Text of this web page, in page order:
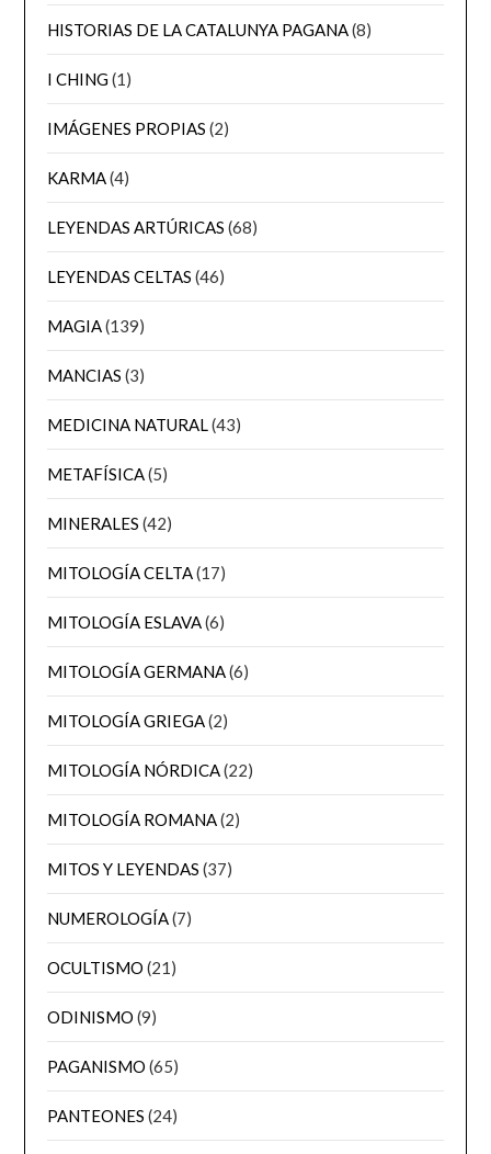
HISTORIAS DE LA CATALUNYA PAGANA(8)
I CHING(1)
IMÁGENES PROPIAS (2)
KARMA(4)
LEYENDAS ARTÚRICAS (68)
LEYENDAS CELTAS (46)
MAGIA(139)
MANCIAS (3)
MEDICINA NATURAL(43)
METAFÍSICA(5)
MINERALES (42)
MITOLOGÍA CELTA(17)
MITOLOGÍA ESLAVA(6)
MITOLOGÍA GERMANA(6)
MITOLOGÍA GRIEGA(2)
MITOLOGÍA NÓRDICA(22)
MITOLOGÍA ROMANA(2)
MITOS Y LEYENDAS (37)
NUMEROLOGÍA(7)
OCULTISMO (21)
ODINISMO (9)
PAGANISMO (65)
PANTEONES (24)